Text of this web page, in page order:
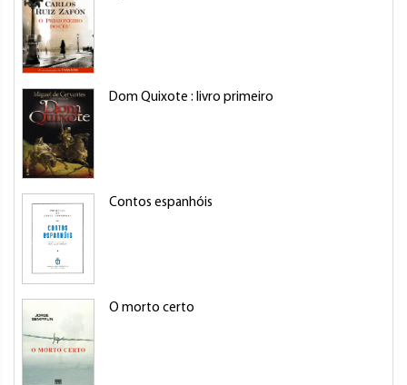
Dom Quixote : livro primeiro
Contos espanhóis
O morto certo